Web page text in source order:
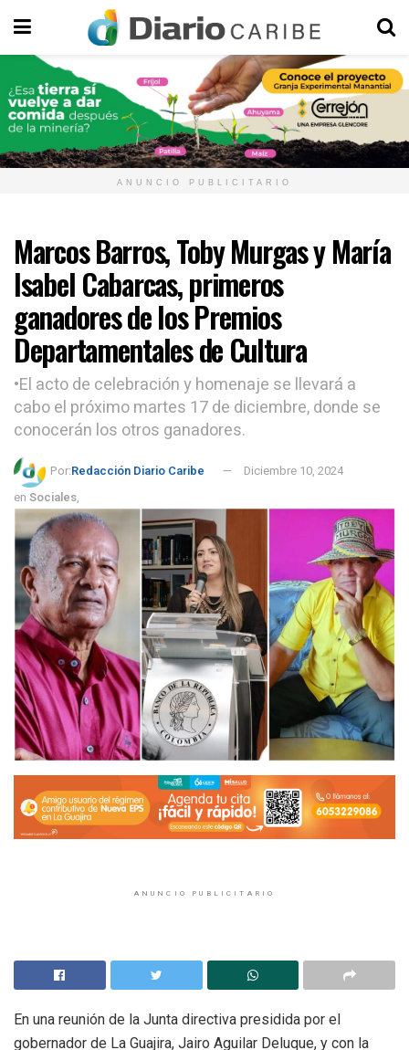
ANUNCIO PUBLICITARIO
Marcos Barros, Toby Murgas y María
Isabel Cabarcas, primeros
ganadores de los Premios
Departamentales de Cultura
•El acto de celebración y homenaje se llevará a
cabo el próximo martes 17 de diciembre, donde se
conocerán los otros ganadores.
Por:Redacción Diario Caribe
Diciembre 10, 2024
en Sociales,
ANUNCIO PUBLICITARIO
En una reunión de la Junta directiva presidida por el
gobernador de La Guajira, Jairo Aguilar Deluque, y con la